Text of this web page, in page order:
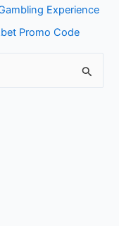
Experience
Promo Code